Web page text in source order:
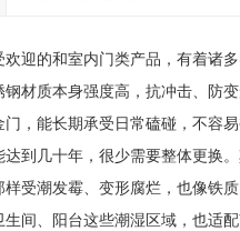
迎的和室内门类产品，有着诸多
材质本身强度高，抗冲击、防
，能长期承受日常磕碰，不容
到几十年，很少需要整体更换
样受潮发霉、变形腐烂，也像铁
间、阳台这些潮湿区域，也适